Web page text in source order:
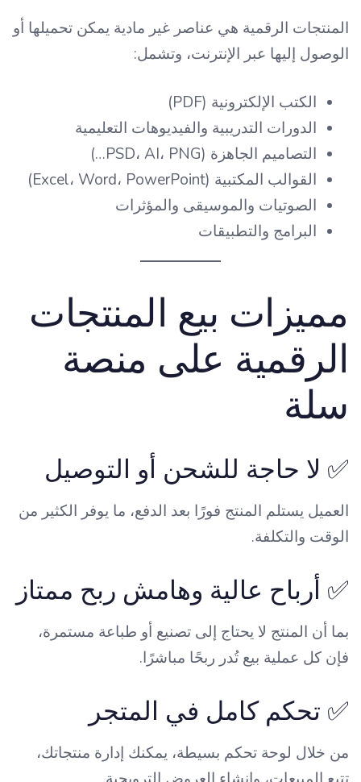
المنتجات الرقمية هي عناصر غير مادية يمكن تحميلها أو
الوصول إليها عبر الإنترنت، وتشمل:
الكتب الإلكترونية (PDF)
الدورات التدريبية والفيديوهات التعليمية
التصاميم الجاهزة (PSD، AI، PNG…)
القوالب المكتبية (Excel، Word، PowerPoint)
الصوتيات والموسيقى والمؤثرات
البرامج والتطبيقات
مميزات بيع المنتجات
الرقمية على منصة
سلة
✅ لا حاجة للشحن أو التوصيل
العميل يستلم المنتج فورًا بعد الدفع، ما يوفر الكثير من
الوقت والتكلفة.
✅ أرباح عالية وهامش ربح ممتاز
بما أن المنتج لا يحتاج إلى تصنيع أو طباعة مستمرة،
فإن كل عملية بيع تُدر ربحًا مباشرًا.
✅ تحكم كامل في المتجر
من خلال لوحة تحكم بسيطة، يمكنك إدارة منتجاتك،